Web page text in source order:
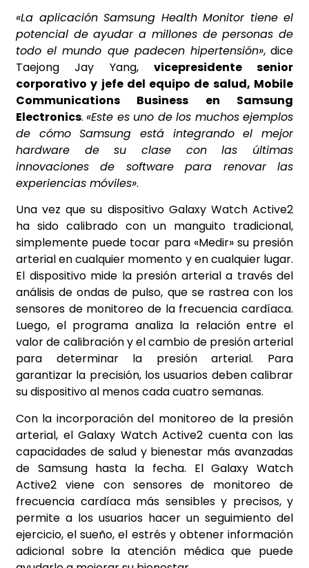
«La aplicación Samsung Health Monitor tiene el
potencial de ayudar a millones de personas de
todo el mundo que padecen hipertensión», dice
Taejong Jay Yang, vicepresidente senior
corporativo y jefe del equipo de salud, Mobile
Communications Business en Samsung
Electronics.«Este es uno de los muchos ejemplos
de cómo Samsung está integrando el mejor
hardware de su clase con las últimas
innovaciones de software para renovar las
experiencias móviles».
Una vez que su dispositivo Galaxy Watch Active2
ha sido calibrado con un manguito tradicional,
simplemente puede tocar para «Medir» su presión
arterial en cualquier momento y en cualquier lugar.
El dispositivo mide la presión arterial a través del
análisis de ondas de pulso, que se rastrea con los
sensores de monitoreo de la frecuencia cardíaca.
Luego, el programa analiza la relación entre el
valor de calibración y el cambio de presión arterial
para determinar la presión arterial. Para
garantizar la precisión, los usuarios deben calibrar
su dispositivo al menos cada cuatro semanas.
Con la incorporación del monitoreo de la presión
arterial, el Galaxy Watch Active2 cuenta con las
capacidades de salud y bienestar más avanzadas
de Samsung hasta la fecha. El Galaxy Watch
Active2 viene con sensores de monitoreo de
frecuencia cardíaca más sensibles y precisos, y
permite a los usuarios hacer un seguimiento del
ejercicio, el sueño, el estrés y obtener información
adicional sobre la atención médica que puede